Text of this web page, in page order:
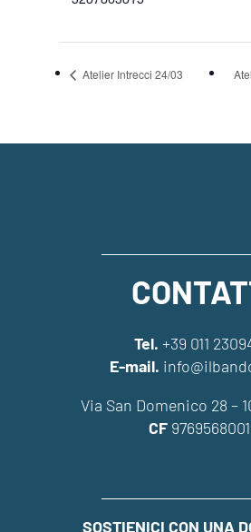
Atelier Intrecci 24/03
Tel. +39 011
E-mail.
Via San Domenico 28 –
CF
SOSTIENICI CON UNA